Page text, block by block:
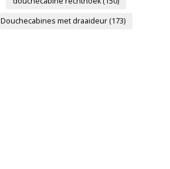
Douchecabines met draaideur(173)